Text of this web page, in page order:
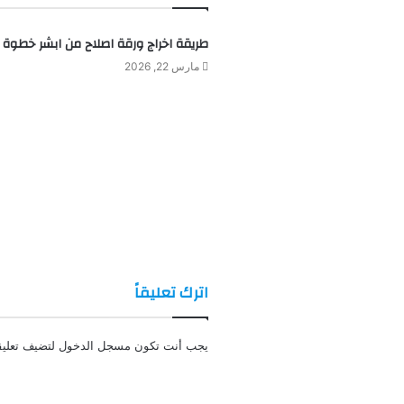
طريقة اخراج ورقة اصلاح من ابشر
مارس 22, 2026
اترك تعليقاً
يجب أنت تكون مسجل الدخول لتضيف